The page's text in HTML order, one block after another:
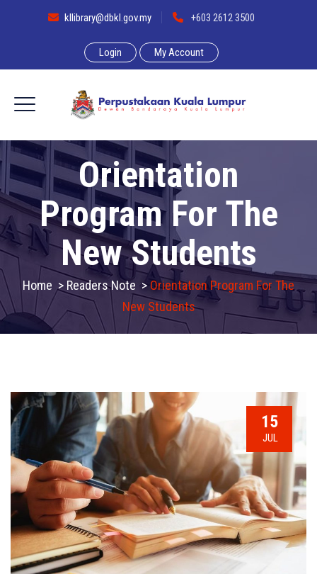
kllibrary@dbkl.gov.my +603 2612 3500
Login My Account
Orientation
Program For The
New Students
Home > Readers Note >Orientation Program For The
New Students
15
JUL